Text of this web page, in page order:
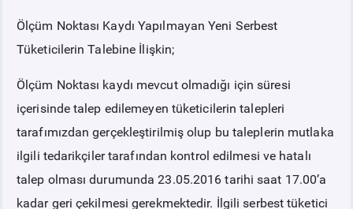
Ölçüm Noktası Kaydı Yapılmayan Yeni Serbest
Tüketicilerin Talebine İlişkin;
Ölçüm Noktası kaydı mevcut olmadığı için süresi
içerisinde talep edilemeyen tüketicilerin talepleri
tarafımızdan gerçekleştirilmiş olup bu taleplerin mutlaka
ilgili tedarikçiler tarafından kontrol edilmesi ve hatalı
talep olması durumunda 23.05.2016 tarihi saat 17.00’a
kadar geri çekilmesi gerekmektedir. İlgili serbest tüketici